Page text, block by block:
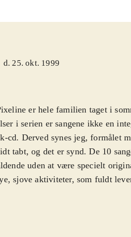
d. 25. okt. 1999
er hele familien taget i
i serien er sangene ikke en
cd. Derved synes jeg, formålet
tabt, og det er synd. De 10
uden at være specielt
sjove aktiviteter, som fuldt
også blande forkerte